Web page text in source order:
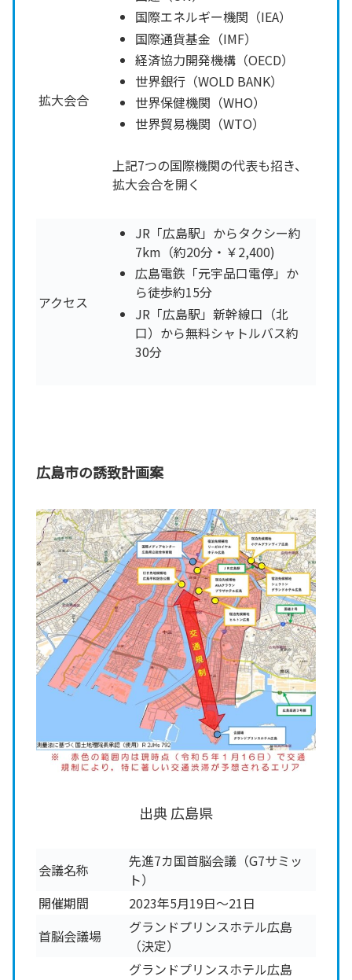
拡大会合
国際エネルギー機関（IEA）
国際通貨基金（IMF）
経済協力開発機構（OECD）
世界銀行（WOLD BANK）
世界保健機関（WHO）
世界貿易機関（WTO）
上記7つの国際機関の代表も招き、
拡大会合を開く
アクセス
JR「広島駅」からタクシー約
7km（約20分・￥2,400)
広島電鉄「元宇品口電停」か
ら徒歩約15分
JR「広島駅」新幹線口（北
口）から無料シャトルバス約
30分
広島市の誘致計画案
出典 広島県
会議名称
先進7カ国首脳会議（G7サミッ
ト）
開催期間
2023年5月19日～21日
首脳会議場
グランドプリンスホテル広島
（決定）
グランドプリンスホテル広島